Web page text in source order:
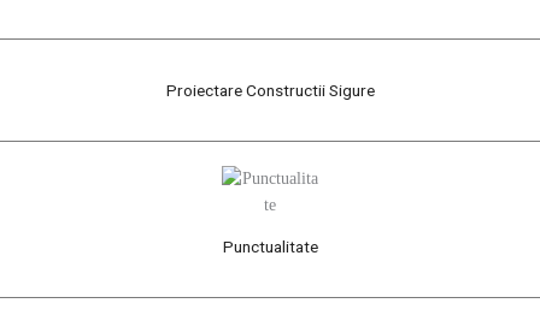
Proiectare Constructii Sigure
Punctualitate